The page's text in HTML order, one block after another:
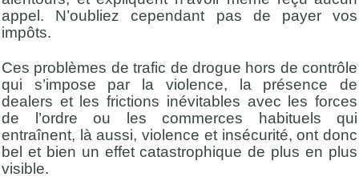
appel. N’oubliez cependant pas de payer vos
impôts.
Ces problèmes de trafic de drogue hors de contrôle
qui s’impose par la violence, la présence de
dealers et les frictions inévitables avec les forces
de l’ordre ou les commerces habituels qui
entraînent, là aussi, violence et insécurité, ont donc
bel et bien un effet catastrophique de plus en plus
visible.